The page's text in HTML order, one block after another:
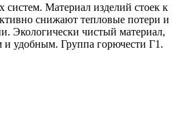
Материал изделий стоек к
снижают тепловые потери и
Экологически чистый материал,
и удобным. Группа горючести Г1.